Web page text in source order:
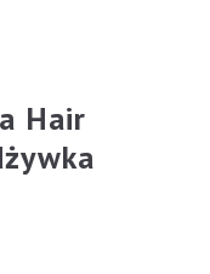
Hair